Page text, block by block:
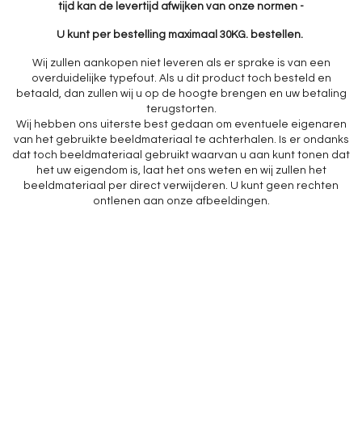
tijd kan de levertijd afwijken van onze normen -
U kunt per bestelling maximaal 30KG. bestellen.
Wij zullen aankopen niet leveren als er sprake is van een
overduidelijke typefout. Als u dit product toch besteld en
betaald, dan zullen wij u op de hoogte brengen en uw betaling
terugstorten.
Wij hebben ons uiterste best gedaan om eventuele eigenaren
van het gebruikte beeldmateriaal te achterhalen. Is er ondanks
dat toch beeldmateriaal gebruikt waarvan u aan kunt tonen dat
het uw eigendom is, laat het ons weten en wij zullen het
beeldmateriaal per direct verwijderen. U kunt geen rechten
ontlenen aan onze afbeeldingen.